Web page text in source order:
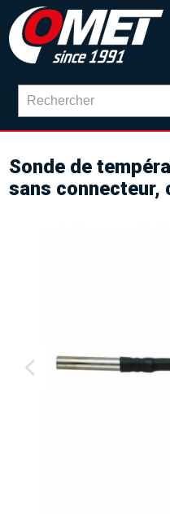
Sonde de
sans connecteur,